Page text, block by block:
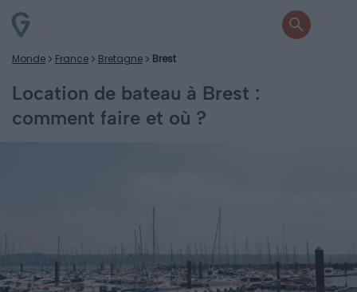
Monde France Bretagne Brest
Location de bateau à Brest :
comment faire et où ?